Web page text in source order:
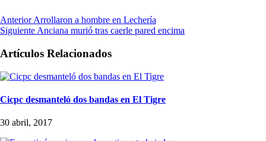
Anterior Arrollaron a hombre en Lechería
Siguiente Anciana murió tras caerle pared encima
Artículos Relacionados
Cicpc desmanteló dos bandas en El Tigre
30 abril, 2017